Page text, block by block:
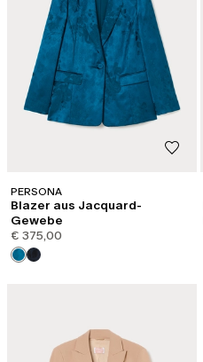
PERSONA
Blazer aus Jacquard-
Gewebe
€ 375,00